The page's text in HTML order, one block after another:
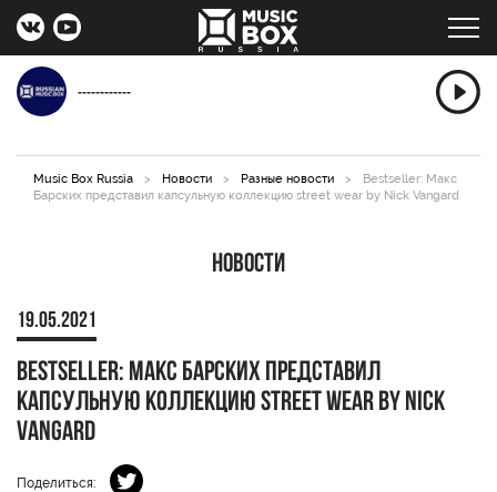
------------
Music Box Russia > Новости > Разные новости >
Bestseller: Макс
Барских представил капсульную коллекцию street wear by Nick Vangard
Новости
19.05.2021
Bestseller: Макс Барских представил
капсульную коллекцию street wear by Nick
Vangard
Поделиться: